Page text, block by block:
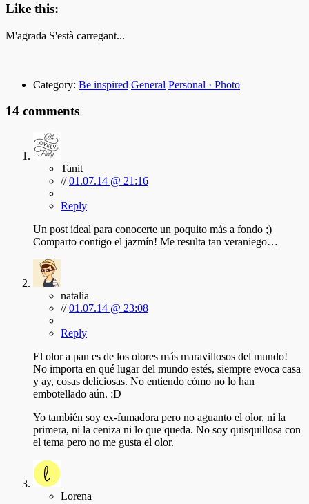
Like this:
M'agrada S'està carregant...
Category: Be inspired General Personal · Photo
14 comments
Tanit
//01.07.14 @ 21:16
Reply
Un post ideal para conocerte un poquito más a fondo ;)
Comparto contigo el jazmín! Me resulta tan veraniego…
natalia
//01.07.14 @ 23:08
Reply
El olor a pan es de los olores más maravillosos del mundo!
No importa en qué lugar del mundo estés, siempre evoca casa
y ay, cosas deliciosas. No entiendo cómo no lo han
embotellado aún. :D
Yo también soy ex-fumadora pero no aguanto el olor, ni la
primera, ni la ceniza ni lo que queda. No soy quisquillosa con
el tema pero no me gusta el olor.
Lorena